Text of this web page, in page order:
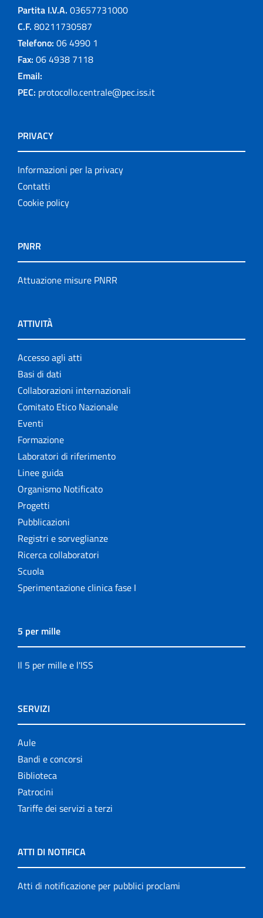
Partita I.V.A. 03657731000
C.F. 80211730587
Telefono: 06 4990 1
Fax: 06 4938 7118
Email:
PEC: protocollo.centrale@pec.iss.it
PRIVACY
Informazioni per la privacy
Contatti
Cookie policy
PNRR
Attuazione misure PNRR
ATTIVITÀ
Accesso agli atti
Basi di dati
Collaborazioni internazionali
Comitato Etico Nazionale
Eventi
Formazione
Laboratori di riferimento
Linee guida
Organismo Notificato
Progetti
Pubblicazioni
Registri e sorveglianze
Ricerca collaboratori
Scuola
Sperimentazione clinica fase I
5 per mille
Il 5 per mille e l'ISS
SERVIZI
Aule
Bandi e concorsi
Biblioteca
Patrocini
Tariffe dei servizi a terzi
ATTI DI NOTIFICA
Atti di notificazione per pubblici proclami